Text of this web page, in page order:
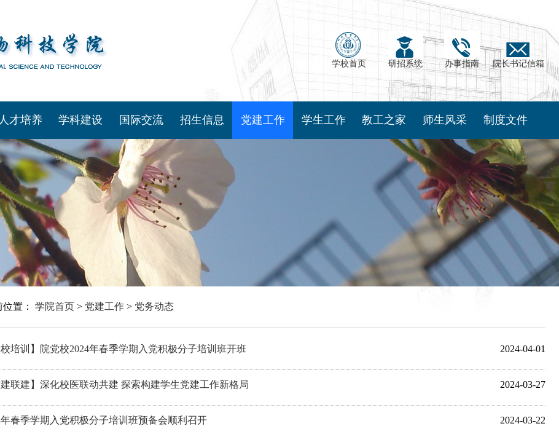
学校首页 研招系统 办事指南 院长书记信箱
人才培养 学科建设 国际交流 招生信息 党建工作 学生工作 教工之家 师生风采 制度文件
置： 学院首页 > 党建工作 > 党务动态
2024-04-01
校培训】院党校2024年春季学期入党积极分子培训班开班
2024-03-27
建联建】深化校医联动共建 探索构建学生党建工作新格局
2024-03-22
年春季学期入党积极分子培训班预备会顺利召开